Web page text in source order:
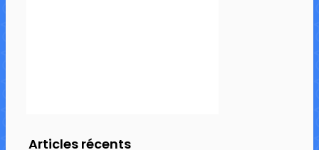
Articles récents